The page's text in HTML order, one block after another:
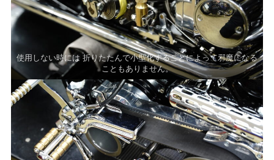
使用しない時には 折りたたんで小型化することによって邪魔になる
こともありません。